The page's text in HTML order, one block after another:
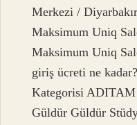
Merkezi /
Maksimum Uniq
Maksimum Uniq
giriş ücreti ne
Kategorisi ADITAM
Güldür Güldür